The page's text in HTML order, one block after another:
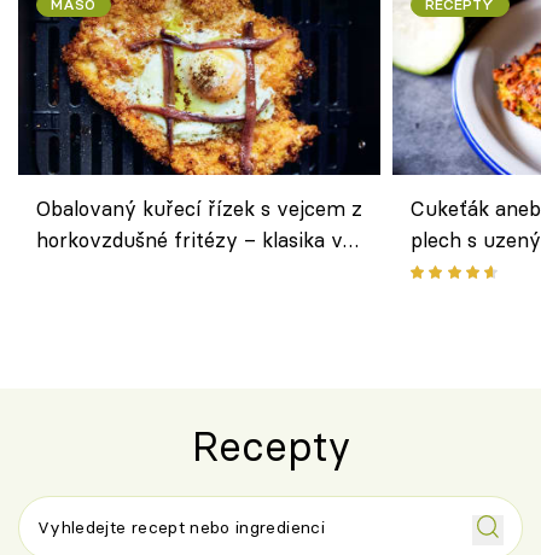
MASO
Obalovaný kuřecí řízek s vejcem z
horkovzdušné fritézy – klasika v
RECEPTY
Cukeťák
plech s
způsob, jak
Recepty